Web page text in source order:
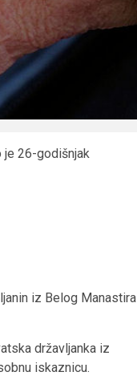
je 26-godišnjak
iz Belog Manastira
državljanka iz
iskaznicu.